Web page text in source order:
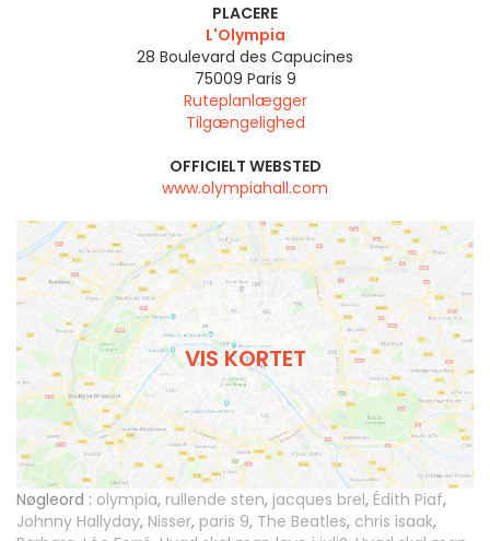
PLACERE
L'Olympia
28 Boulevard des Capucines
75009 Paris 9
Ruteplanlægger
Tilgængelighed
OFFICIELT WEBSTED
www.olympiahall.com
VIS KORTET
Nøgleord : olympia, rullende sten, jacques brel, Édith Piaf,
Johnny Hallyday, Nisser, paris 9, The Beatles, chris isaak,